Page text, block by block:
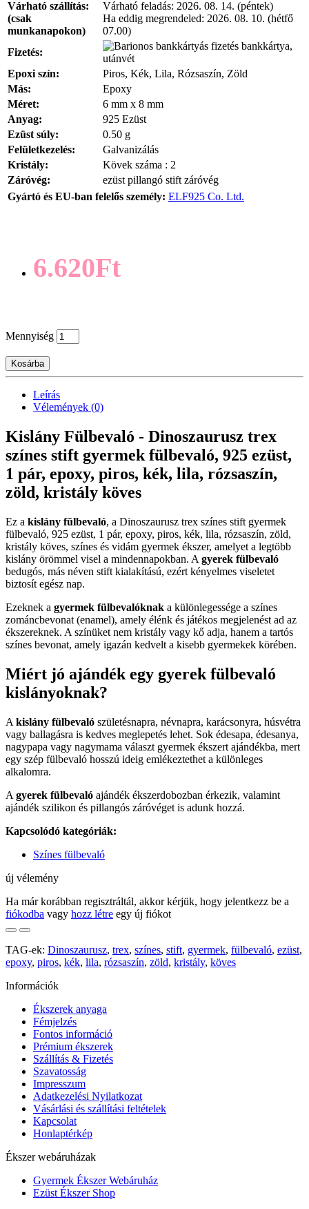
Várható szállítás:
(csak
munkanapokon)
Várható feladás: 2026. 08. 14. (péntek)
Ha eddig megrendeled: 2026. 08. 10. (hétfő
07.00)
Fizetés:
bankkártya,
utánvét
Epoxi szín:
Piros, Kék, Lila, Rózsaszín, Zöld
Más:
Epoxy
Méret:
6 mm x 8 mm
Anyag:
925 Ezüst
Ezüst súly:
0.50 g
Felületkezelés:
Galvanizálás
Kristály:
Kövek száma : 2
Záróvég:
ezüst pillangó stift záróvég
Gyártó és EU-ban felelős személy: ELF925 Co. Ltd.
6.620Ft
Mennyiség
Kosárba
Leírás
Vélemények (0)
Kislány Fülbevaló - Dinoszaurusz trex
színes stift gyermek fülbevaló, 925 ezüst,
1 pár, epoxy, piros, kék, lila, rózsaszín,
zöld, kristály köves
Ez a kislány fülbevaló, a Dinoszaurusz trex színes stift gyermek
fülbevaló, 925 ezüst, 1 pár, epoxy, piros, kék, lila, rózsaszín, zöld,
kristály köves, színes és vidám gyermek ékszer, amelyet a legtöbb
kislány örömmel visel a mindennapokban. A gyerek fülbevaló
bedugós, más néven stift kialakítású, ezért kényelmes viseletet
biztosít egész nap.
Ezeknek a gyermek fülbevalóknak a különlegessége a színes
zománcbevonat (enamel), amely élénk és játékos megjelenést ad az
ékszereknek. A színüket nem kristály vagy kő adja, hanem a tartós
színes bevonat, amely igazán kedvelt a kisebb gyermekek körében.
Miért jó ajándék egy gyerek fülbevaló
kislányoknak?
A kislány fülbevaló születésnapra, névnapra, karácsonyra, húsvétra
vagy ballagásra is kedves meglepetés lehet. Sok édesapa, édesanya,
nagypapa vagy nagymama választ gyermek ékszert ajándékba, mert
egy szép fülbevaló hosszú ideig emlékeztethet a különleges
alkalomra.
A gyerek fülbevaló ajándék ékszerdobozban érkezik, valamint
ajándék szilikon és pillangós záróvéget is adunk hozzá.
Kapcsolódó kategóriák:
Színes fülbevaló
új vélemény
Ha már korábban regisztráltál, akkor kérjük, hogy jelentkezz be a
fiókodba vagy hozz létre egy új fiókot
TAG-ek: Dinoszaurusz, trex, színes, stift, gyermek, fülbevaló, ezüst,
epoxy, piros, kék, lila, rózsaszín, zöld, kristály, köves
Információk
Ékszerek anyaga
Fémjelzés
Fontos információ
Prémium ékszerek
Szállítás & Fizetés
Szavatosság
Impresszum
Adatkezelési Nyilatkozat
Vásárlási és szállítási feltételek
Kapcsolat
Honlaptérkép
Ékszer webáruházak
Gyermek Ékszer Webáruház
Ezüst Ékszer Shop